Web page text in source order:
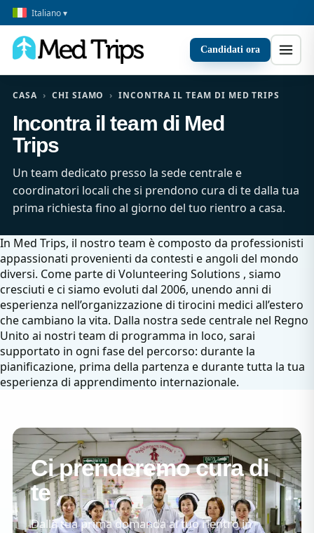
Italiano ▾
Candidati ora
CASA › CHI SIAMO › INCONTRA IL TEAM DI MED TRIPS
Incontra il team di Med
Trips
Un team dedicato presso la sede centrale e
coordinatori locali che si prendono cura di te dalla tua
prima richiesta fino al giorno del tuo rientro a casa.
In Med Trips, il nostro team è composto da professionisti
appassionati provenienti da contesti e angoli del mondo
diversi. Come parte di Volunteering Solutions , siamo
cresciuti e ci siamo evoluti dal 2006, unendo anni di
esperienza nell’organizzazione di tirocini medici all’estero
che cambiano la vita. Dalla nostra sede centrale nel Regno
Unito ai nostri team di programma in loco, sarai
supportato in ogni fase del percorso: durante la
pianificazione, prima della partenza e durante tutta la tua
esperienza di apprendimento internazionale.
Ci prenderemo cura di
te
Dalla tua prima domanda al tuo rientro in